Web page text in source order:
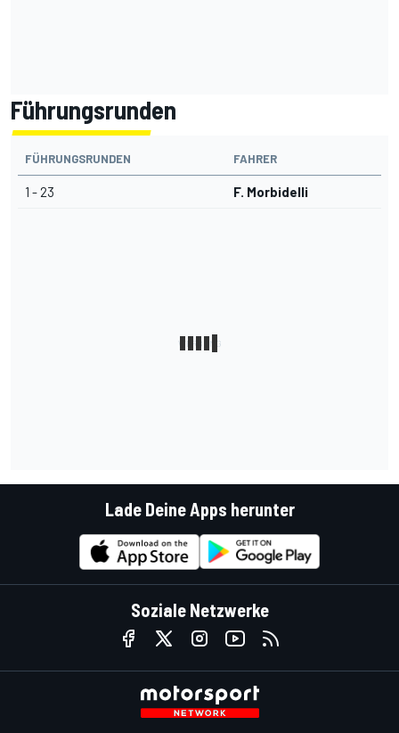
Führungsrunden
FÜHRUNGSRUNDEN FAHRER
1 - 23 F. Morbidelli
Lade Deine Apps herunter
Soziale Netzwerke